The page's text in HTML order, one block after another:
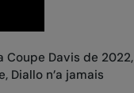
Coupe Davis de 2022,
Diallo n’a jamais